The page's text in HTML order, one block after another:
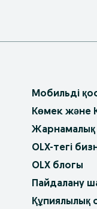
Мобильді
Көмек және
Жарнамалық
OLX-тегі
OLX блогы
Пайдалану
Құпиялылық